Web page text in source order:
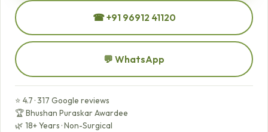
☎ +91 96912 41120
💬 WhatsApp
⭐ 4.7 · 317 Google reviews
🏆 Bhushan Puraskar Awardee
🌿 18+ Years · Non-Surgical